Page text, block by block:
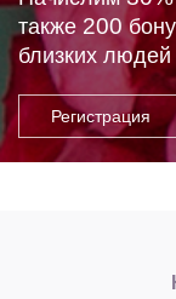
также 200
близких людей